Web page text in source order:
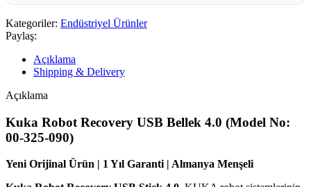
Kategoriler: Endüstriyel Ürünler
Paylaş:
Açıklama
Shipping & Delivery
Açıklama
Kuka Robot Recovery USB Bellek 4.0 (Model No:
00-325-090)
Yeni Orijinal Ürün | 1 Yıl Garanti | Almanya Menşeli